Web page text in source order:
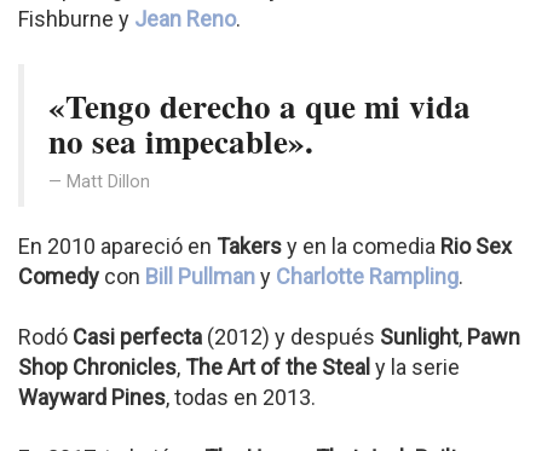
Fishburne y Jean Reno.
«Tengo derecho a que mi vida
no sea impecable».
Matt Dillon
En 2010 apareció en Takersy en la comedia Rio Sex
Comedy con Bill Pullmany Charlotte Rampling.
Rodó Casi perfecta (2012) y después Sunlight, Pawn
Shop Chronicles, The Art of the Steal y la serie
Wayward Pines, todas en 2013.